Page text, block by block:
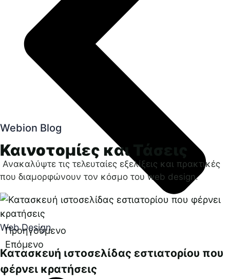
Προηγούμενο
Επόμενο
Webion Blog
Καινοτομίες και Τάσεις
Ανακαλύψτε τις τελευταίες εξελίξεις και πρακτικές
που διαμορφώνουν τον κόσμο του web design.
Web Design
Κατασκευή ιστοσελίδας εστιατορίου που
φέρνει κρατήσεις